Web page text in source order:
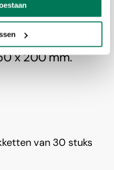
draad Ø 6
draad Ø 5
x 200 mm.
van 30 stuks